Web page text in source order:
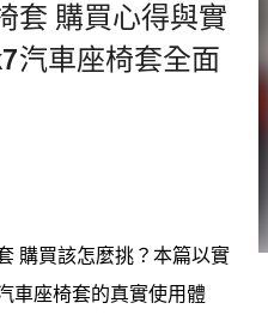
套 購買心得與實
汽車座椅套全面
購買該怎麼挑？本篇以實
車座椅套的真實使用體